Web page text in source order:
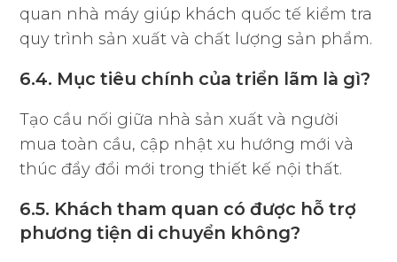
quan nhà máy giúp khách quốc tế kiểm tra
quy trình sản xuất và chất lượng sản phẩm.
6.4. Mục tiêu chính của triển lãm là gì?
Tạo cầu nối giữa nhà sản xuất và người
mua toàn cầu, cập nhật xu hướng mới và
thúc đẩy đổi mới trong thiết kế nội thất.
6.5. Khách tham quan có được hỗ trợ
phương tiện di chuyển không?